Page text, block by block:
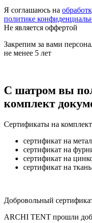
Я соглашаюсь на
политике
Не является оффертой
Закрепим за вами
не менее 5 лет
С шатром вы
комплект
Сертификаты на
сертификат на
сертификат на
сертификат на
сертификат на ткань
Добровольный
ARCHI TENT прошли